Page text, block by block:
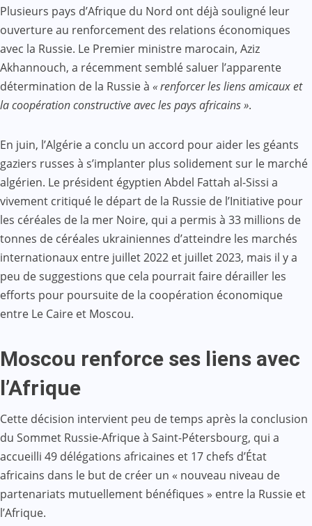
Plusieurs pays d’Afrique du Nord ont déjà souligné leur
ouverture au renforcement des relations économiques
avec la Russie. Le Premier ministre marocain, Aziz
Akhannouch, a récemment semblé saluer l’apparente
détermination de la Russie à « renforcer les liens amicaux et
la coopération constructive avec les pays africains ».
En juin, l’Algérie a conclu un accord pour aider les géants
gaziers russes à s’implanter plus solidement sur le marché
algérien. Le président égyptien Abdel Fattah al-Sissi a
vivement critiqué le départ de la Russie de l’Initiative pour
les céréales de la mer Noire, qui a permis à 33 millions de
tonnes de céréales ukrainiennes d’atteindre les marchés
internationaux entre juillet 2022 et juillet 2023, mais il y a
peu de suggestions que cela pourrait faire dérailler les
efforts pour poursuite de la coopération économique
entre Le Caire et Moscou.
Moscou renforce ses liens avec
l’Afrique
Cette décision intervient peu de temps après la conclusion
du Sommet Russie-Afrique à Saint-Pétersbourg, qui a
accueilli 49 délégations africaines et 17 chefs d’État
africains dans le but de créer un « nouveau niveau de
partenariats mutuellement bénéfiques » entre la Russie et
l’Afrique.